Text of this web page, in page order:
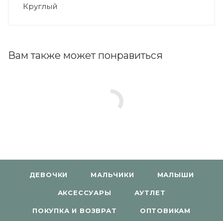
Круглый
Вам также может понравиться
ДЕВОЧКИ МАЛЬЧИКИ МАЛЫШИ
АКСЕССУАРЫ АУТЛЕТ
ПОКУПКА И ВОЗВРАТ ОПТОВИКАМ